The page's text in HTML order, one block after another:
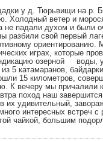
у д. Тюрьвищи на р.
Холодный ветер и
не падали духом и были
разбили свой первый
играх, которые
озерной воды,
5 катамаранов,
15 километров,
К вечеру мы причалили
поход наш
удивительный,
интересных встреч
чайкой, большим